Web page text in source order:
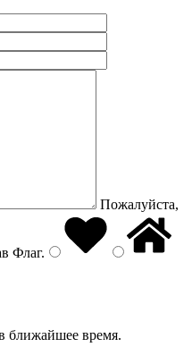
Пожалуйста,
Флаг.
ближайшее время.